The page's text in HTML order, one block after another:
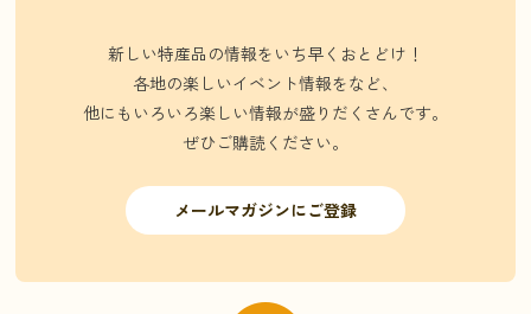
新しい特産品の情報をいち早くおとどけ！
各地の楽しいイベント情報をなど、
他にもいろいろ楽しい情報が盛りだくさんです。
ぜひご購読ください。
メールマガジンにご登録